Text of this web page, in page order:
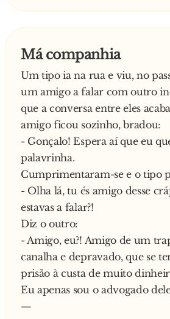
de giz atrás da orelha e foi
rapidamente.
e ele começou a contar:
- Quando saí do trabalho dei
secretária. Depois de chegar a
ofereceu-me um whisky. Em
o quarto… Voltou para a sala
lindíssima e após vários copos
cama e fizemos s**....
há pouco…
A mulher, ao ouvir isto tudo,
- Seu Desavergonhado!
mentir!! Estiveste foi no bar a
com os teus amigos… Olha até
giz aí atrás da orelha…
Má companhia
Um tipo ia na rua e viu, no
um amigo a falar com outro
que a conversa entre eles
amigo ficou sozinho, bradou:
- Gonçalo! Espera aí que eu
palavrinha.
Cumprimentaram-se e o tipo
- Olha lá, tu és amigo desse
estavas a falar?!
Diz o outro:
- Amigo, eu?! Amigo de um
canalha e depravado, que se
prisão à custa de muito
Eu apenas sou o advogado
—